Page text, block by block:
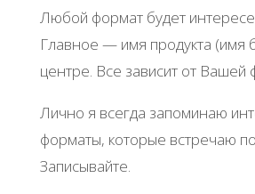
Любой формат будет
Главное — имя продукта (имя
центре. Все зависит от Вашей
Лично я всегда запоминаю
форматы, которые встречаю
Записывайте.